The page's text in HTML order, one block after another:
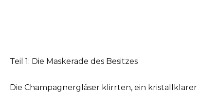
Teil 1: Die Maskerade des Besitzes
Die Champagnergläser klirrten, ein kristallklarer